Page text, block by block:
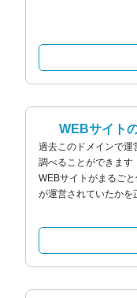
WEBサイト
過去このドメインで運
調べることができます
WEBサイトがまるご
が運営されていたかを